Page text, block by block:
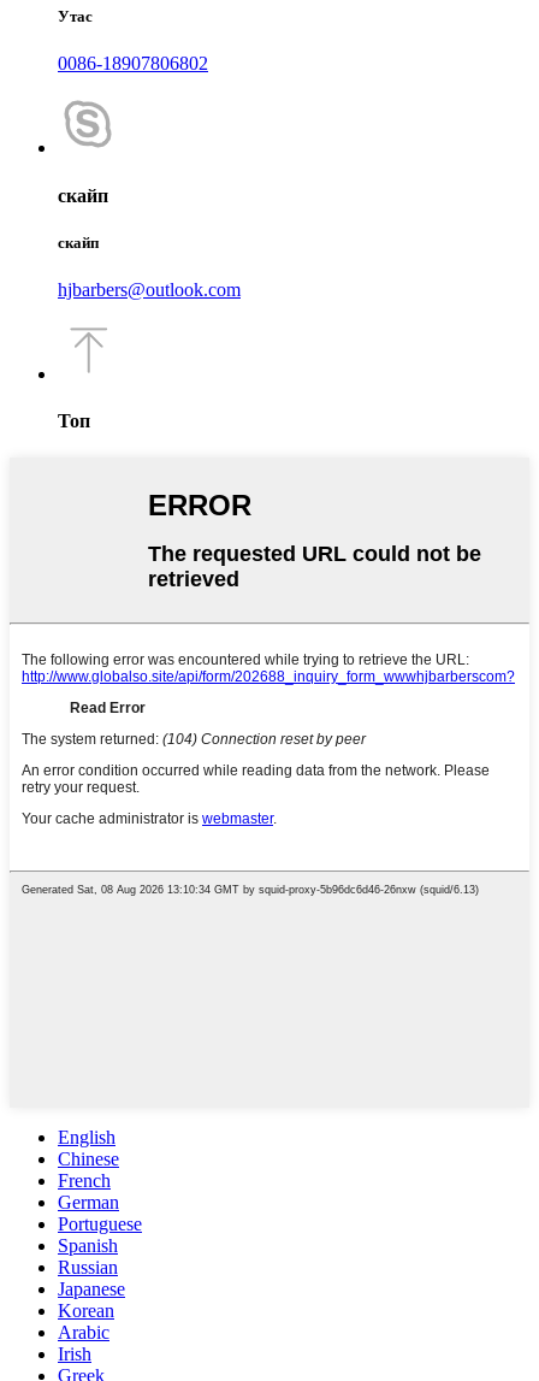
Утас
0086-18907806802
скайп
скайп
hjbarbers@outlook.com
Топ
English
Chinese
French
German
Portuguese
Spanish
Russian
Japanese
Korean
Arabic
Irish
Greek